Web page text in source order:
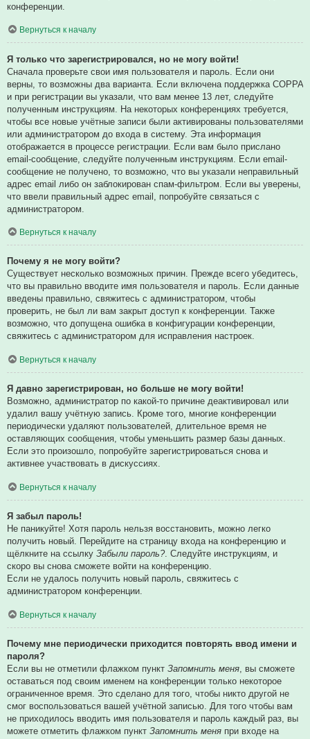
конференции.
Вернуться к началу
Я только что зарегистрировался, но не могу войти!
Сначала проверьте свои имя пользователя и пароль. Если они
верны, то возможны два варианта. Если включена поддержка COPPA
и при регистрации вы указали, что вам менее 13 лет, следуйте
полученным инструкциям. На некоторых конференциях требуется,
чтобы все новые учётные записи были активированы пользователями
или администратором до входа в систему. Эта информация
отображается в процессе регистрации. Если вам было прислано
email-сообщение, следуйте полученным инструкциям. Если email-
сообщение не получено, то возможно, что вы указали неправильный
адрес email либо он заблокирован спам-фильтром. Если вы уверены,
что ввели правильный адрес email, попробуйте связаться с
администратором.
Вернуться к началу
Почему я не могу войти?
Существует несколько возможных причин. Прежде всего убедитесь,
что вы правильно вводите имя пользователя и пароль. Если данные
введены правильно, свяжитесь с администратором, чтобы
проверить, не был ли вам закрыт доступ к конференции. Также
возможно, что допущена ошибка в конфигурации конференции,
свяжитесь с администратором для исправления настроек.
Вернуться к началу
Я давно зарегистрирован, но больше не могу войти!
Возможно, администратор по какой-то причине деактивировал или
удалил вашу учётную запись. Кроме того, многие конференции
периодически удаляют пользователей, длительное время не
оставляющих сообщения, чтобы уменьшить размер базы данных.
Если это произошло, попробуйте зарегистрироваться снова и
активнее участвовать в дискуссиях.
Вернуться к началу
Я забыл пароль!
Не паникуйте! Хотя пароль нельзя восстановить, можно легко
получить новый. Перейдите на страницу входа на конференцию и
щёлкните на ссылку Забыли пароль?. Следуйте инструкциям, и
скоро вы снова сможете войти на конференцию.
Если не удалось получить новый пароль, свяжитесь с
администратором конференции.
Вернуться к началу
Почему мне периодически приходится повторять ввод имени и
пароля?
Если вы не отметили флажком пункт Запомнить меня , вы сможете
оставаться под своим именем на конференции только некоторое
ограниченное время. Это сделано для того, чтобы никто другой не
смог воспользоваться вашей учётной записью. Для того чтобы вам
не приходилось вводить имя пользователя и пароль каждый раз, вы
можете отметить флажком пункт Запомнить меня при входе на